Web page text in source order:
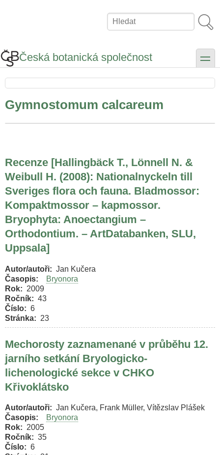
Hledat
Česká botanická společnost toggle
Gymnostomum calcareum
Recenze [Hallingbäck T., Lönnell N. &
Weibull H. (2008): Nationalnyckeln till
Sveriges flora och fauna. Bladmossor:
Kompaktmossor – kapmossor.
Bryophyta: Anoectangium –
Orthodontium. – ArtDatabanken, SLU,
Uppsala]
Autor/autoři
Jan Kučera
Časopis
Bryonora
Rok
2009
Ročník
43
Číslo
6
Stránka
23
Mechorosty zaznamenané v průběhu 12.
jarního setkání Bryologicko-
lichenologické sekce v CHKO
Křivoklátsko
Autor/autoři
Jan Kučera, Frank Müller, Vítězslav Plášek
Časopis
Bryonora
Rok
2005
Ročník
35
Číslo
6